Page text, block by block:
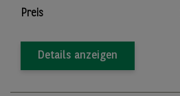
Preis
Details anzeigen